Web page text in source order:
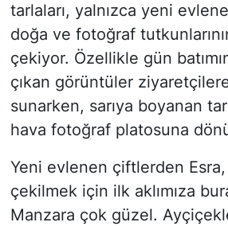
tarlaları, yalnızca yeni
doğa ve fotoğraf
çekiyor. Özellikle gün
çıkan görüntüler
sunarken, sarıya boyanan
hava fotoğraf platosuna
Yeni evlenen çiftlerden
çekilmek için ilk aklımıza
Manzara çok güzel.